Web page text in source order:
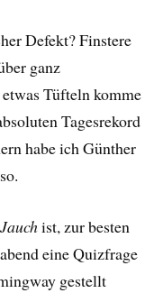
Defekt? Finstere
ganz
Tüfteln komme
Tagesrekord
habe ich Günther
ist, zur besten
eine Quizfrage
gestellt